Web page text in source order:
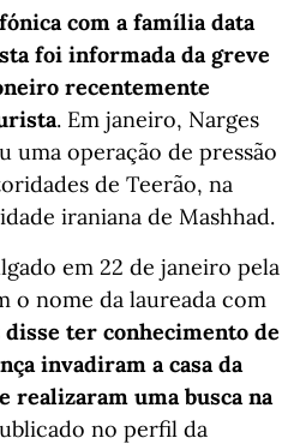
com a família data
foi informada da greve
recentemente
. Em janeiro, Narges
uma operação de pressão
de Teerão, na
iraniana de Mashhad.
em 22 de janeiro pela
o nome da laureada com
disse ter conhecimento de
invadiram a casa da
realizaram uma busca na
no perfil da